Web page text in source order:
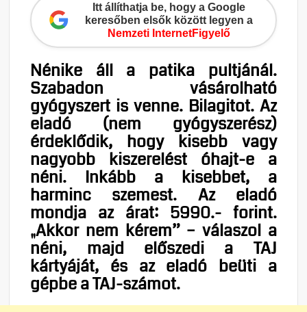
Itt állíthatja be, hogy a Google
keresőben elsők között legyen a
Nemzeti InternetFigyelő
Nénike áll a patika pultjánál.
Szabadon vásárolható
gyógyszert is venne. Bilagitot. Az
eladó (nem gyógyszerész)
érdeklődik, hogy kisebb vagy
nagyobb kiszerelést óhajt-e a
néni. Inkább a kisebbet, a
harminc szemest. Az eladó
mondja az árat: 5990.- forint.
„Akkor nem kérem” – válaszol a
néni, majd előszedi a TAJ
kártyáját, és az eladó beüti a
gépbe a TAJ-számot.